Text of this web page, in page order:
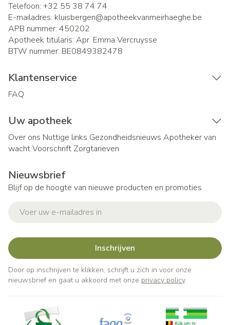
Telefoon: +32 55 38 74 74
E-mailadres: kluisbergen@apotheekvanmeirhaeghe.be
APB nummer: 450202
Apotheek titularis: Apr. Emma Vercruysse
BTW nummer: BE0849382478
Klantenservice
FAQ
Uw apotheek
Over ons Nuttige links Gezondheidsnieuws Apotheker van
wachtVoorschrift Zorgtarieven
Nieuwsbrief
Blijf op de hoogte van nieuwe producten en promoties
Inschrijven
Door op inschrijven te klikken, schrijft u zich in voor onze
nieuwsbrief en gaat u akkoord met onze privacy policy.